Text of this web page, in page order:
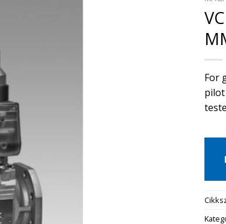
For
pilot